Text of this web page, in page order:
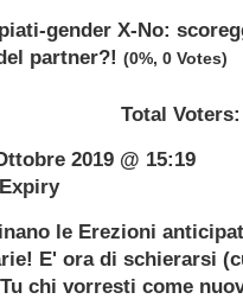
gender X-No:
partner?! (0%, 0 Votes)
Total Voters:
2019 @ 15:19
le Erezioni
E' ora di schierarsi
chi vorresti come